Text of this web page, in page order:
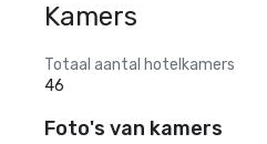
Kamers
Totaal aantal hotelkamers
46
Foto's van kamers